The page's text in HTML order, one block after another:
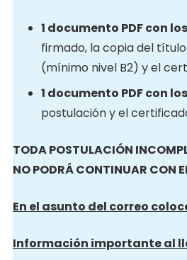
1 documento PDF con
firmado, la copia del
(mínimo nivel B2) y el
1 documento PDF con
postulación y el
TODA POSTULACIÓN
NO PODRÁ CONTINUAR CON
En el asunto del correo
Información importante al